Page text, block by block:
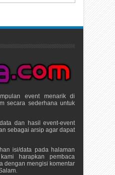
event menarik di
secara sederhana untuk
dan hasil event-event
sebagai arsip agar dapat
isi/data pada halaman
harapkan pembaca
dengan mengisi komentar